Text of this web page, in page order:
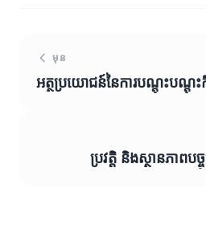
មុន
អត្ថប្រយោជន៍នៃការបណ្តុះបណ្
ប្រវត្តិ និងស្ថានភាព